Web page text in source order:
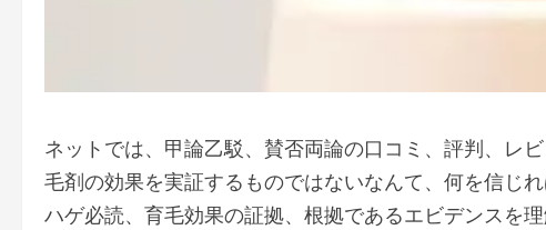
ネットでは、甲論乙駁、賛否両論の口コミ、評判、レ
毛剤の効果を実証するものではないなんて、何を信じ
ハゲ必読、育毛効果の証拠、根拠であるエビデンスを理